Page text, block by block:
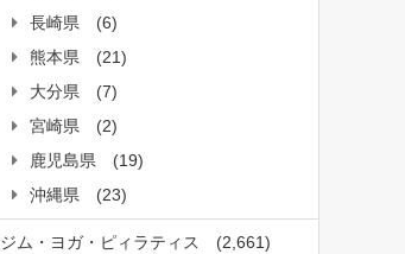
長崎県
(6)
熊本県
(21)
大分県
(7)
宮崎県
(2)
鹿児島県
(19)
沖縄県
(23)
ジム・ヨガ・ピィラティス
(2,661)